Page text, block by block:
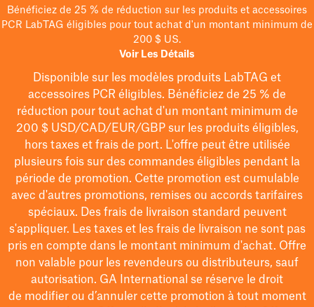
Bénéficiez de 25 % de réduction sur les produits et accessoires
PCR LabTAG éligibles pour tout achat d'un montant minimum de
200 $ US.
Voir Les Détails
Disponible sur les modèles produits LabTAG et
accessoires PCR éligibles. Bénéficiez de 25 % de
réduction pour tout achat d'un montant minimum de
200 $USD/CAD/EUR/GBPsur les produits éligibles,
hors taxes et frais de port. L'offre peut être utilisée
plusieurs fois sur des commandes éligibles pendant la
période de promotion. Cette promotion est cumulable
avec d'autres promotions, remises ou accords tarifaires
spéciaux. Des frais de livraison standard peuvent
s'appliquer. Les taxes et les frais de livraison ne sont pas
pris en compte dans le montant minimum d'achat. Offre
non valable pour les revendeurs ou distributeurs, sauf
autorisation. GA International se réserve le droit
de modifierou d’annuler cette promotion à tout moment